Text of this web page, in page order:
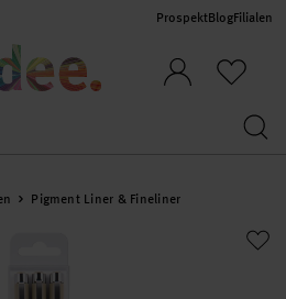
ProspektBlogFilialen
navigieren
Pigment Liner & Fineliner